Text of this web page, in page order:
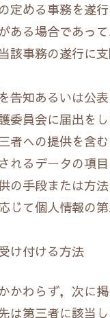
定める事務を遂
ある場合であっ
該事務の遂行に
告知あるいは公
委員会に届出を
者への提供を含む
れるデータの項目
の手段または方法
じて個人情報の
け付ける方法
かわらず，次に掲
は第三者に該当